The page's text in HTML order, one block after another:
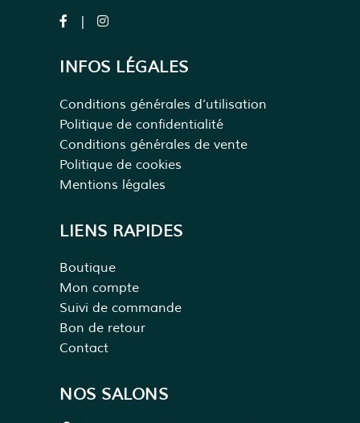
INFOS LÉGALES
Conditions générales d’utilisation
Politique de confidentialité
Conditions générales de vente
Politique de cookies
Mentions légales
LIENS RAPIDES
Boutique
Mon compte
Suivi de commande
Bon de retour
Contact
NOS SALONS